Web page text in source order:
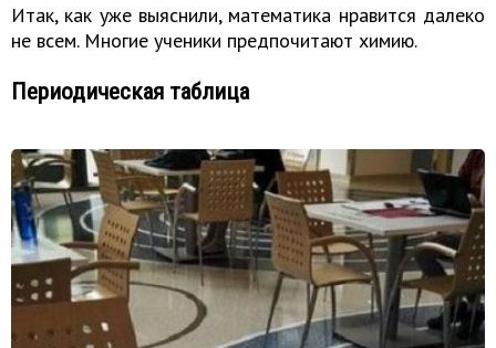
Итак, как уже выяснили, математика нравится далеко
не всем. Многие ученики предпочитают химию.
Периодическая таблица